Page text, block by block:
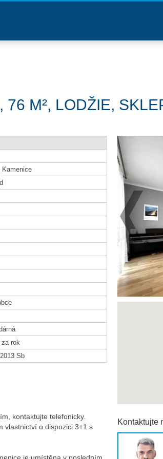
M², LODŽIE,
za rok
Sb
kontaktujte telefonicky.
vlastnictví o dispozici 3+1 s
Kontaktujte